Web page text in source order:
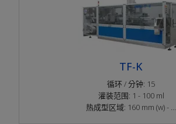
TF-K
循环 / 分钟: 15
灌装范围: 1 - 100 ml
热成型区域: 160 mm (w) - ...